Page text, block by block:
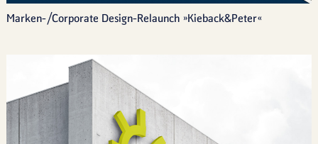
Marken-/Corporate Design-Relaunch »Kieback&Peter«